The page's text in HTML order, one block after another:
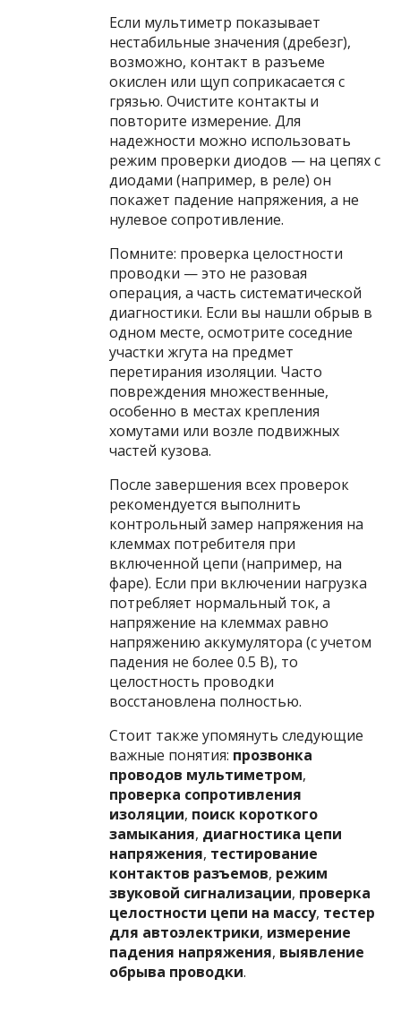
Если мультиметр показывает
нестабильные значения (дребезг),
возможно, контакт в разъеме
окислен или щуп соприкасается с
грязью. Очистите контакты и
повторите измерение. Для
надежности можно использовать
режим проверки диодов — на цепях с
диодами (например, в реле) он
покажет падение напряжения, а не
нулевое сопротивление.
Помните: проверка целостности
проводки — это не разовая
операция, а часть систематической
диагностики. Если вы нашли обрыв в
одном месте, осмотрите соседние
участки жгута на предмет
перетирания изоляции. Часто
повреждения множественные,
особенно в местах крепления
хомутами или возле подвижных
частей кузова.
После завершения всех проверок
рекомендуется выполнить
контрольный замер напряжения на
клеммах потребителя при
включенной цепи (например, на
фаре). Если при включении нагрузка
потребляет нормальный ток, а
напряжение на клеммах равно
напряжению аккумулятора (с учетом
падения не более 0.5 В), то
целостность проводки
восстановлена полностью.
Стоит также упомянуть следующие
важные понятия: прозвонка
проводов мультиметром,
проверка сопротивления
изоляции, поиск короткого
замыкания, диагностика цепи
напряжения, тестирование
контактов разъемов, режим
звуковой сигнализации, проверка
целостности цепи на массу, тестер
для автоэлектрики, измерение
падения напряжения, выявление
обрыва проводки.